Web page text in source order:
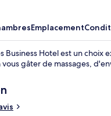
Emplacement
Business Hotel est un choix
gâter de massages,